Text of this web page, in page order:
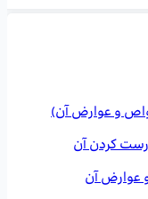
و عوارض آن)
کردن آن